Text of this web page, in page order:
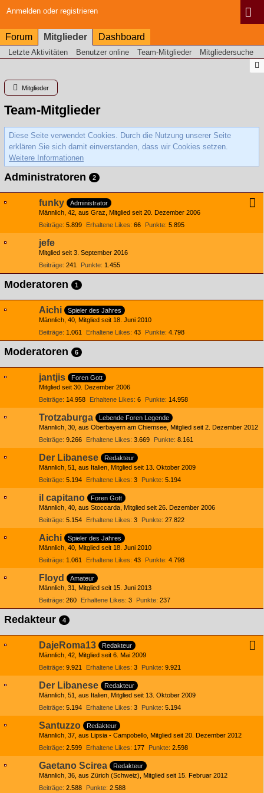
Anmelden oder registrieren
Forum Mitglieder Dashboard
Letzte Aktivitäten Benutzer online Team-Mitglieder Mitgliedersuche
Mitglieder
Team-Mitglieder
Diese Seite verwendet Cookies. Durch die Nutzung unserer Seite
erklären Sie sich damit einverstanden, dass wir Cookies setzen.
Weitere Informationen
Administratoren 2
funky
Administrator
Männlich 42 aus Graz Mitglied seit 20. Dezember 2006
Beiträge 5.899 Erhaltene Likes 66 Punkte 5.895
jefe
Mitglied seit 3. September 2016
Beiträge 241 Punkte 1.455
Moderatoren 1
Aichi
Spieler des Jahres
Männlich 40 Mitglied seit 18. Juni 2010
Beiträge 1.061 Erhaltene Likes 43 Punkte 4.798
Moderatoren 6
jantjis
Foren Gott
Mitglied seit 30. Dezember 2006
Beiträge 14.958 Erhaltene Likes 6 Punkte 14.958
Trotzaburga
Lebende Foren Legende
Männlich 30 aus Oberbayern am Chiemsee Mitglied seit 2. Dezember 2012
Beiträge 9.266 Erhaltene Likes 3.669 Punkte 8.161
Der Libanese
Redakteur
Männlich 51 aus Italien Mitglied seit 13. Oktober 2009
Beiträge 5.194 Erhaltene Likes 3 Punkte 5.194
il capitano
Foren Gott
Männlich 40 aus Stoccarda Mitglied seit 26. Dezember 2006
Beiträge 5.154 Erhaltene Likes 3 Punkte 27.822
Aichi
Spieler des Jahres
Männlich 40 Mitglied seit 18. Juni 2010
Beiträge 1.061 Erhaltene Likes 43 Punkte 4.798
Floyd
Amateur
Männlich 31
Mitglied seit 15. Juni 2013
Beiträge 260 Erhaltene Likes 3 Punkte 237
Redakteur 4
DajeRoma13
Redakteur
Männlich 42 Mitglied seit 6. Mai 2009
Beiträge 9.921 Erhaltene Likes 3 Punkte 9.921
Der Libanese
Redakteur
Männlich 51 aus Italien Mitglied seit 13. Oktober 2009
Beiträge 5.194 Erhaltene Likes 3 Punkte 5.194
Santuzzo
Redakteur
Männlich 37 aus Lipsia - Campobello Mitglied seit 20. Dezember 2012
Beiträge 2.599 Erhaltene Likes 177 Punkte 2.598
Gaetano Scirea
Redakteur
Männlich 36 aus Zürich (Schweiz) Mitglied seit 15. Februar 2012
Beiträge 2.588 Punkte 2.588